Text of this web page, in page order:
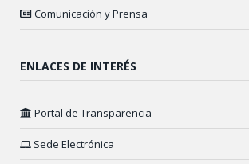
Comunicación y Prensa
ENLACES DE INTERÉS
Portal de Transparencia
Sede Electrónica